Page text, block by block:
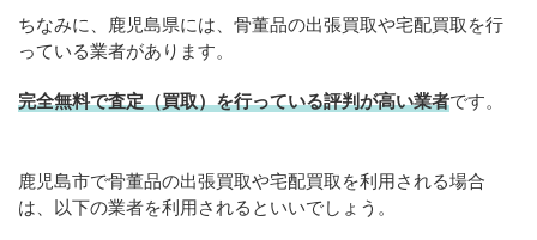
ちなみに、鹿児島県には、骨董品の出張買取や宅配買取を行
っている業者があります。
完全無料で査定（買取）を行っている評判が高い業者です。
鹿児島市で骨董品の出張買取や宅配買取を利用される場合
は、以下の業者を利用されるといいでしょう。